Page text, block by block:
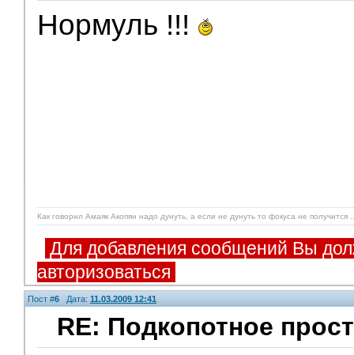
Нормуль !!!
Как говорил Амаяк Акопян надо дунуть, а если не дунуть то фокуса не получится
Для добавления сообщений Вы
авторизоваться
Пост #6 Дата: 11.03.2009 12:41
RE: Подкопотное